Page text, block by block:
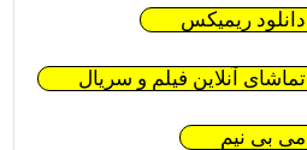
دانلود ریمیکس
تماشای آنلاین فیلم و سریال
می بی نیم